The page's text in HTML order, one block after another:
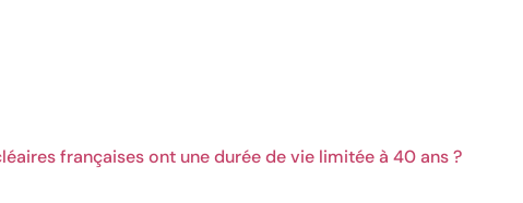
françaises ont une durée de vie limitée à 40 ans ?